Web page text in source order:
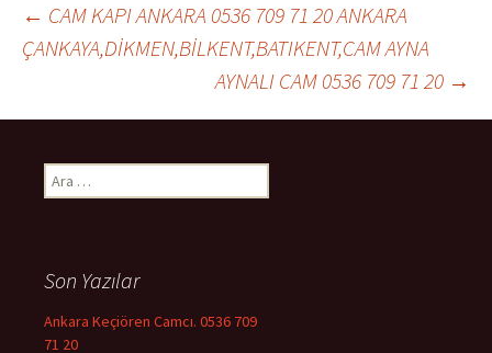
Yazı dolaşımı
← CAM KAPI ANKARA 0536 709 71 20 ANKARA
ÇANKAYA,DİKMEN,BİLKENT,BATIKENT,CAM AYNA
AYNALI CAM 0536 709 71 20 →
Arama:
Son Yazılar
Ankara Keçiören Camcı. 0536 709
71 20